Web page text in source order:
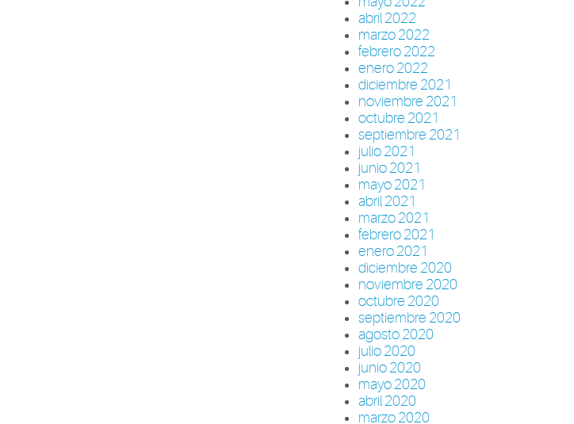
abril 2022
marzo 2022
febrero 2022
enero 2022
diciembre 2021
noviembre 2021
octubre 2021
septiembre 2021
julio 2021
junio 2021
mayo 2021
abril 2021
marzo 2021
febrero 2021
enero 2021
diciembre 2020
noviembre 2020
octubre 2020
septiembre 2020
agosto 2020
julio 2020
junio 2020
mayo 2020
abril 2020
marzo 2020